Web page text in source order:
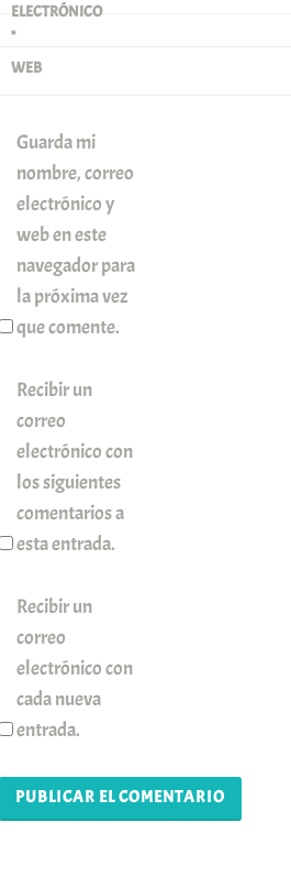
ELECTRÓNICO
*
WEB
Guarda mi
nombre, correo
electrónico y
web en este
navegador para
la próxima vez
que comente.
Recibir un
correo
electrónico con
los siguientes
comentarios a
esta entrada.
Recibir un
correo
electrónico con
cada nueva
entrada.